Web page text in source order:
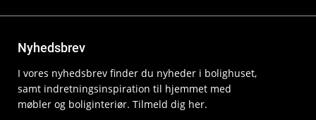
Nyhedsbrev
I vores nyhedsbrev finder du nyheder i bolighuset,
samt indretningsinspiration til hjemmet med
møbler og boliginteriør. Tilmeld dig her.